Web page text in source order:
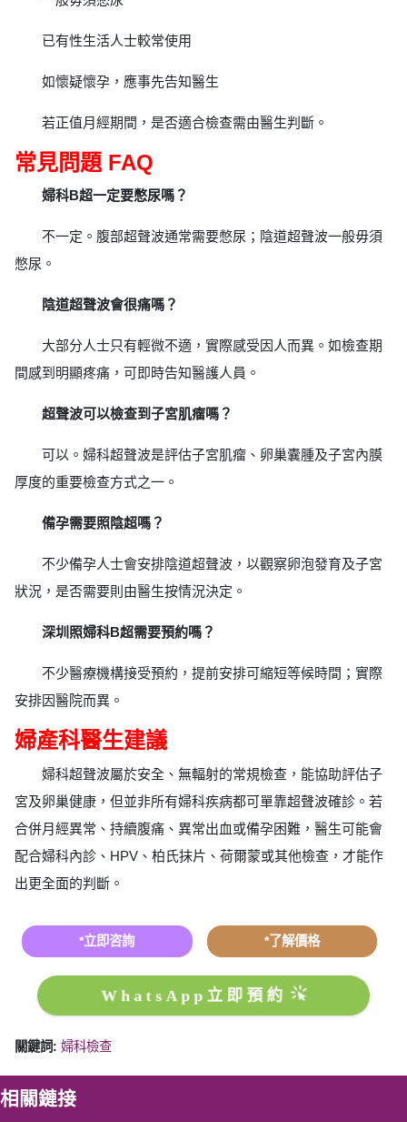
已有性生活人士較常使用
如懷疑懷孕，應事先告知醫生
若正值月經期間，是否適合檢查需由醫生判斷。
常見問題 FAQ
婦科B超一定要憋尿嗎？
不一定。腹部超聲波通常需要憋尿；陰道超聲波一般毋須
憋尿。
陰道超聲波會很痛嗎？
大部分人士只有輕微不適，實際感受因人而異。如檢查期
間感到明顯疼痛，可即時告知醫護人員。
超聲波可以檢查到子宮肌瘤嗎？
可以。婦科超聲波是評估子宮肌瘤、卵巢囊腫及子宮內膜
厚度的重要檢查方式之一。
備孕需要照陰超嗎？
不少備孕人士會安排陰道超聲波，以觀察卵泡發育及子宮
狀況，是否需要則由醫生按情況決定。
深圳照婦科B超需要預約嗎？
不少醫療機構接受預約，提前安排可縮短等候時間；實際
安排因醫院而異。
婦產科醫生建議
婦科超聲波屬於安全、無輻射的常規檢查，能協助評估子
宮及卵巢健康，但並非所有婦科疾病都可單靠超聲波確診。若
合併月經異常、持續腹痛、異常出血或備孕困難，醫生可能會
配合婦科內診、HPV、柏氏抹片、荷爾蒙或其他檢查，才能作
出更全面的判斷。
*立即咨詢 *了解價格
WhatsApp立即預約
關鍵詞: 婦科檢查
相關鏈接